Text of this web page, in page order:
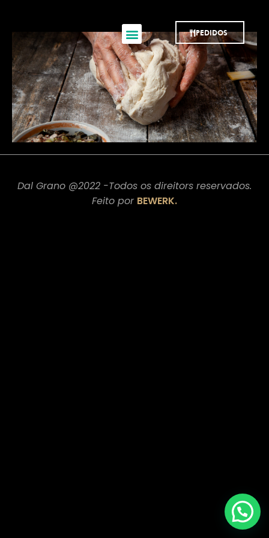
PEDIDOS
Dal Grano @2022 -Todos os direitors reservados.
Feito por BEWERK.